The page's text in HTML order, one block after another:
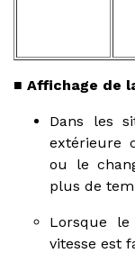
■ Affichage de
Dans les
extérieure
ou le
plus de
Lorsque
vitesse est